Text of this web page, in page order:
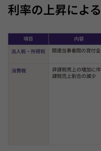
利率の上昇によ